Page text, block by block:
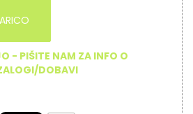
- PIŠITE NAM ZA INFO O
DOBAVI